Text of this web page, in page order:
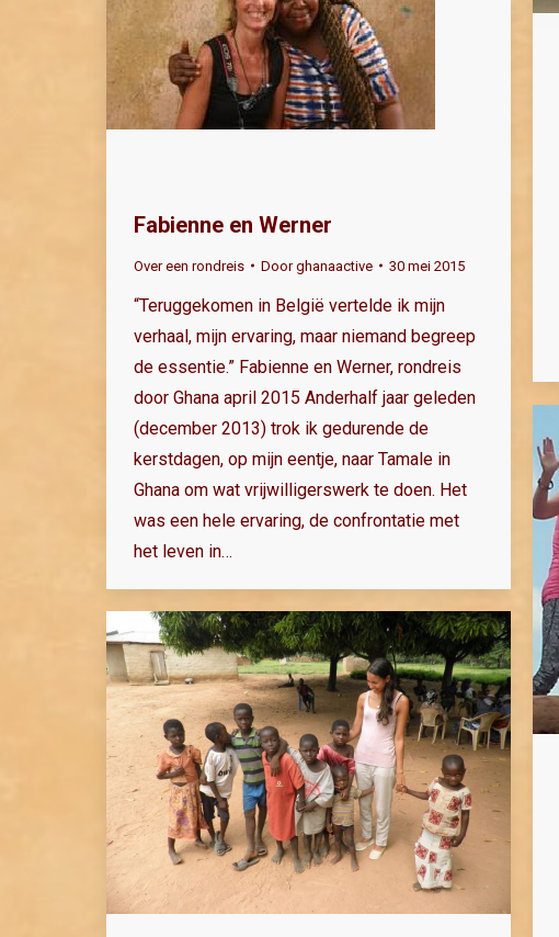
Fabienne en Werner
Over een rondreis Doorghanaactive 30 mei 2015
“Teruggekomen in België vertelde ik mijn
verhaal, mijn ervaring, maar niemand begreep
de essentie.” Fabienne en Werner, rondreis
door Ghana april 2015 Anderhalf jaar geleden
(december 2013) trok ik gedurende de
kerstdagen, op mijn eentje, naar Tamale in
Ghana om wat vrijwilligerswerk te doen. Het
was een hele ervaring, de confrontatie met
het leven in…